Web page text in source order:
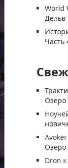
World
Дельв
Часть
Озеро
Avoker
Озеро
Dron к